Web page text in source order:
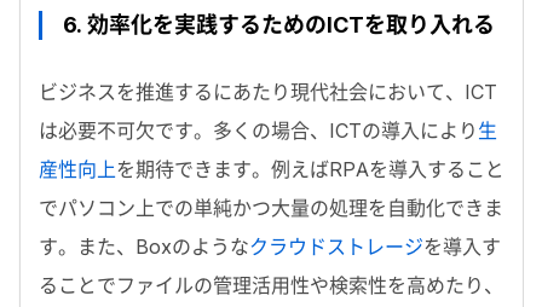
6. 効率化を実践するためのICTを取り入れる
ビジネスを推進するにあたり現代社会において、ICT
は必要不可欠です。多くの場合、ICTの導入により 生
産性向上を期待できます。例えばRPAを導入すること
でパソコン上での単純かつ大量の処理を自動化できま
す。また、Boxのようなクラウドストレージを導入す
ることでファイルの管理活用性や検索性を高めたり、